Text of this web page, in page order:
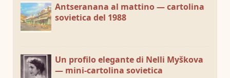
Antseranana al mattino — cartolina
sovietica del 1988
Un profilo elegante di Nelli Myškova
— mini-cartolina sovietica